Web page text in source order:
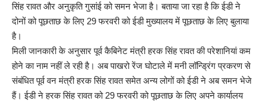
सिंह रावत और अनुकृति गुसांई को समन भेजा है। बताया जा रहा है कि ईडी ने
दोनों को पूछताछ के लिए 29 फरवरी को ईडी मुख्यालय में पूछताछ के लिए बुलाया
है।
मिली जानकारी के अनुसार पूर्व कैबिनेट मंत्री हरक सिंह रावत की परेशानियां कम
होने का नाम नहीं ले रही है। अब पाखरो रेंज घोटाले में मनी लॉन्ड्रिंग प्रकरण से
संबंधित पूर्व वन मंत्री हरक सिंह रावत समेत अन्य लोगों को ईडी ने अब समन भेजे
हैं। ईडी ने हरक सिंह रावत को 29 फरवरी को पूछताछ के लिए अपने कार्यालय